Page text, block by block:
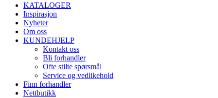
KATALOGER
Inspirasjon
Nyheter
Om oss
KUNDEHJELP
Kontakt oss
Bli forhandler
Ofte stilte spørsmål
Service og vedlikehold
Finn forhandler
Nettbutikk